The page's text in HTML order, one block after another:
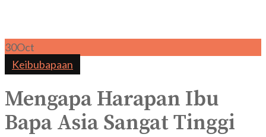
30Oct
Keibubapaan
Mengapa Harapan Ibu
Bapa Asia Sangat Tinggi